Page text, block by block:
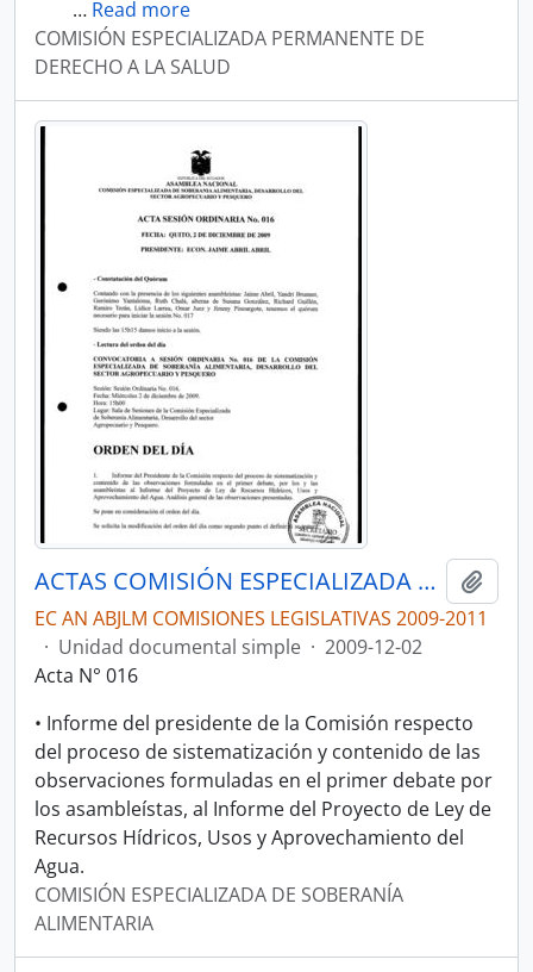
… Read more
COMISIÓN ESPECIALIZADA PERMANENTE DE
DERECHO A LA SALUD
ACTAS COMISIÓN ESPECIALIZADA DE SOBERANÍA ALIMENTARIA, DESARROLLO DEL SECTOR AGROPECUARIO Y PESQUERO.
EC AN ABJLM COMISIONES LEGISLATIVAS 2009-2011
· Unidad documental simple · 2009-12-02
Acta N° 016
• Informe del presidente de la Comisión respecto
del proceso de sistematización y contenido de las
observaciones formuladas en el primer debate por
los asambleístas, al Informe del Proyecto de Ley de
Recursos Hídricos, Usos y Aprovechamiento del
Agua.
COMISIÓN ESPECIALIZADA DE SOBERANÍA
ALIMENTARIA